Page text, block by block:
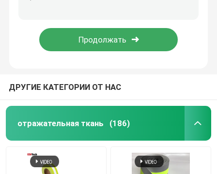
Отражательная пряжа потока
ДРУГИЕ КАТЕГОРИИ ОТ НАС
отражательная ткань (186)